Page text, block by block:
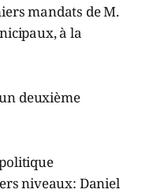
mandats de M.
à la
deuxième
niveaux: Daniel